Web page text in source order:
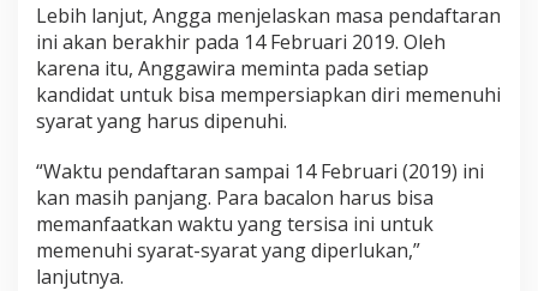
Lebih lanjut, Angga menjelaskan masa pendaftaran
ini akan berakhir pada 14 Februari 2019. Oleh
karena itu, Anggawira meminta pada setiap
kandidat untuk bisa mempersiapkan diri memenuhi
syarat yang harus dipenuhi.
“Waktu pendaftaran sampai 14 Februari (2019) ini
kan masih panjang. Para bacalon harus bisa
memanfaatkan waktu yang tersisa ini untuk
memenuhi syarat-syarat yang diperlukan,”
lanjutnya.